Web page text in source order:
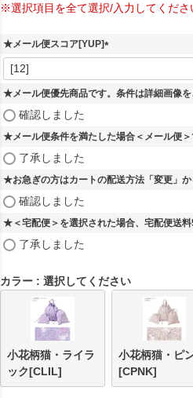
※選択項目を全て選択/入力してくださ
★メール便スコア[YUP]
(
須
★メール便優先商品です。条件は詳細画像
確認しました
★メール便条件を満たした場合＜メール便
了承しました
★お急ぎの方はカートの配送方法「変更」
確認しました
★＜宅配便＞を選択された場合、宅配便送
了承しました
カラー 選択してください
小花柄猫・ライラ
ック[CLIL]
小花柄猫・ピ
[CPNK]